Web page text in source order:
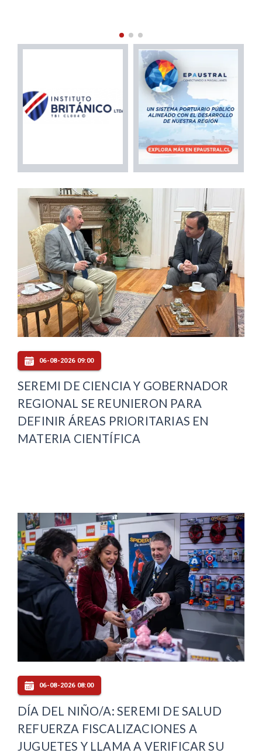
06-08-2026 09:00
SEREMI DE CIENCIA Y GOBERNADOR
REGIONAL SE REUNIERON PARA
DEFINIR ÁREAS PRIORITARIAS EN
MATERIA CIENTÍFICA
06-08-2026 08:00
DÍA DEL NIÑO/A: SEREMI DE SALUD
REFUERZA FISCALIZACIONES A
JUGUETES Y LLAMA A VERIFICAR SU